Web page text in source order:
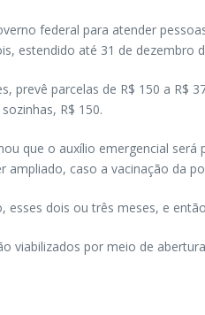
federal para atender
estendido até 31 de dezembro
parcelas de R$ 150 a R$
R$ 150.
que o auxílio emergencial
caso a vacinação da
esses dois ou três meses, e
viabilizados por meio de